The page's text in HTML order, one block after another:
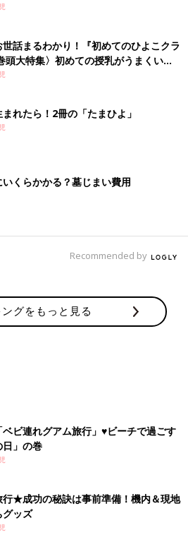
申し込みましたが、ベビーカーや
任せできたので本当に安心&楽々でし
ーに必要なものはすべて日
簡単に手に入りますが、やっぱり使
ス1つはベビーのものでパンパン
てくると思うのでそれをベースにし
く汗をたくさんかくので、日本にい
す。多めに持って行きましょう！
話まるわかり！『初めてのひよこクラ
頭大特集〉初めての授乳がうまくい
・ミルクの基本と夏のトラブル 解決テ
れたら！2冊の「たまひよ」
くらかかる？墓じまい費用
Recommended by
グをもっと見る
ビ連れグアム旅行」♥ビーチで過ごす
」の巻
行★成功の秘訣は事前準備！機内＆現地
グッズ